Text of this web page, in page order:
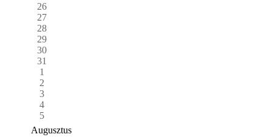
26
27
28
29
30
31
1
2
3
4
5
Augusztus